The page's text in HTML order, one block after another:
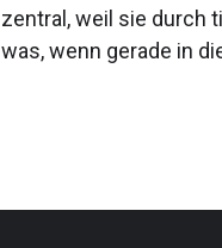
zentral, weil sie durch
was, wenn gerade in